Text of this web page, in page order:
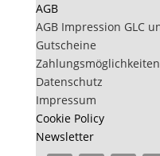
AGB
AGB Impression GLC
Gutscheine
Zahlungsmöglichkeiten
Datenschutz
Impressum
Cookie Policy
Newsletter